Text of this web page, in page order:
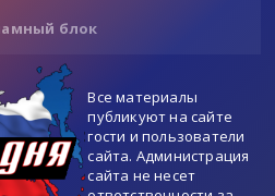
блок
Все материалы
публикуют на сайте
гости и пользователи
сайта. Администрация
сайта не несет